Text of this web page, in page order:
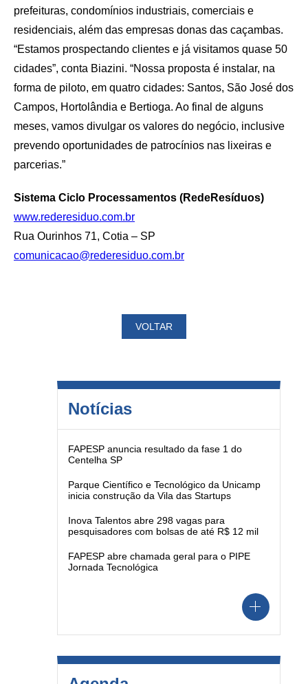
prefeituras, condomínios industriais, comerciais e
residenciais, além das empresas donas das caçambas.
“Estamos prospectando clientes e já visitamos quase 50
cidades”, conta Biazini. “Nossa proposta é instalar, na
forma de piloto, em quatro cidades: Santos, São José dos
Campos, Hortolândia e Bertioga. Ao final de alguns
meses, vamos divulgar os valores do negócio, inclusive
prevendo oportunidades de patrocínios nas lixeiras e
parcerias.”
Sistema Ciclo Processamentos (RedeResíduos)
www.rederesiduo.com.br
Rua Ourinhos 71, Cotia – SP
comunicacao@rederesiduo.com.br
VOLTAR
Notícias
FAPESP anuncia resultado da fase 1 do
Centelha SP
Parque Científico e Tecnológico da Unicamp
inicia construção da Vila das Startups
Inova Talentos abre 298 vagas para
pesquisadores com bolsas de até R$ 12 mil
FAPESP abre chamada geral para o PIPE
Jornada Tecnológica